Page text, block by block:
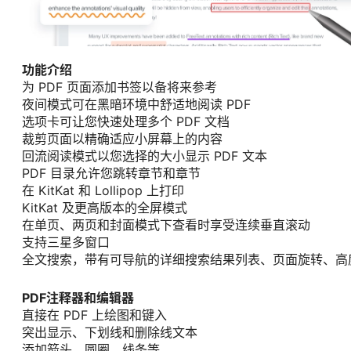
功能介绍
为 PDF 页面添加书签以备将来参考
夜间模式可在黑暗环境中舒适地阅读 PDF
选项卡可让您快速处理多个 PDF 文档
裁剪页面以精确适应小屏幕上的内容
回流阅读模式以您选择的大小显示 PDF 文本
PDF 目录允许您跳转章节和章节
在 KitKat 和 Lollipop 上打印
KitKat 及更高版本的全屏模式
在单页、两页和封面模式下查看时享受连续垂直滚动
支持三星多窗口
全文搜索，带有可导航的详细搜索结果列表、页面旋转、
PDF注释器和编辑器
直接在 PDF 上绘图和键入
突出显示、下划线和删除线文本